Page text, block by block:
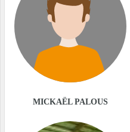
MICKAËL PALOUS